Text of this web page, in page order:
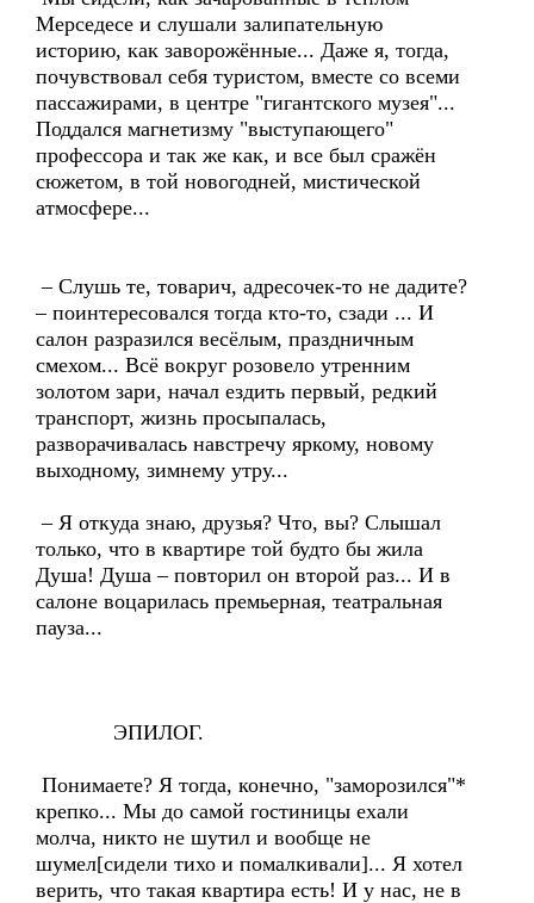
Мерседесе и слушали залипательную
историю, как заворожённые... Даже я, тогда,
почувствовал себя туристом, вместе со всеми
пассажирами, в центре "гигантского музея"...
Поддался магнетизму "выступающего"
профессора и так же как, и все был сражён
сюжетом, в той новогодней, мистической
атмосфере...
– Слушь те, товарич, адресочек-то не дадите?
– поинтересовался тогда кто-то, сзади ... И
салон разразился весёлым, праздничным
смехом... Всё вокруг розовело утренним
золотом зари, начал ездить первый, редкий
транспорт, жизнь просыпалась,
разворачивалась навстречу яркому, новому
выходному, зимнему утру...
– Я откуда знаю, друзья? Что, вы? Слышал
только, что в квартире той будто бы жила
Душа! Душа – повторил он второй раз... И в
салоне воцарилась премьерная, театральная
пауза...
ЭПИЛОГ.
Понимаете? Я тогда, конечно, "заморозился"*
крепко... Мы до самой гостиницы ехали
молча, никто не шутил и вообще не
шумел[сидели тихо и помалкивали]... Я хотел
верить, что такая квартира есть! И у нас, не в